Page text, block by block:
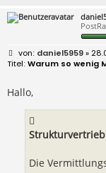
B
e
r
a
daniel5959»
Warum so wenig
Hallo,
Die